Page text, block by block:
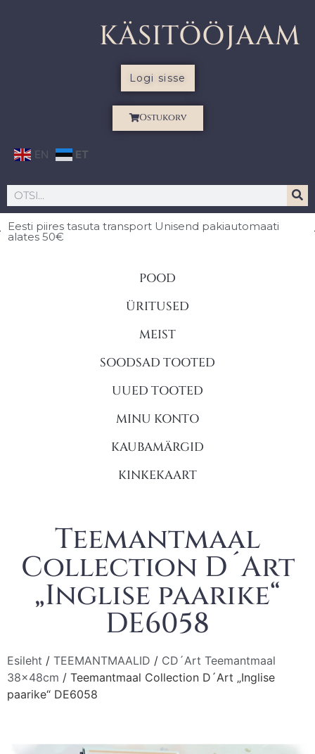
KÄSITÖÖJAAM
Logi sisse
Ostukorv
EN ET
Eesti piires tasuta transport Unisend pakiautomaati
alates 50€
POOD
ÜRITUSED
MEIST
SOODSAD TOOTED
UUED TOOTED
MINU KONTO
KAUBAMÄRGID
KINKEKAART
Teemantmaal
Collection D´Art
„Inglise paarike“
DE6058
Esileht / TEEMANTMAALID / CD´Art Teemantmaal
38x48cm / Teemantmaal Collection D´Art „Inglise
paarike“ DE6058